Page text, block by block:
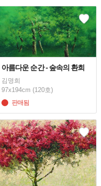
아름다운 순간 - 숲속의 환희
김명희
97x194cm (120호)
판매됨